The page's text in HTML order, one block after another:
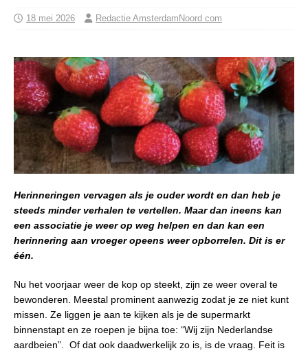
18 mei 2026 Redactie AmsterdamNoord com
Herinneringen vervagen als je ouder wordt en dan heb je
steeds minder verhalen te vertellen. Maar dan ineens kan
een associatie je weer op weg helpen en dan kan een
herinnering aan vroeger opeens weer opborrelen. Dit is er
één.
Nu het voorjaar weer de kop op steekt, zijn ze weer overal te
bewonderen. Meestal prominent aanwezig zodat je ze niet kunt
missen. Ze liggen je aan te kijken als je de supermarkt
binnenstapt en ze roepen je bijna toe: “Wij zijn Nederlandse
aardbeien”. Of dat ook daadwerkelijk zo is, is de vraag. Feit is